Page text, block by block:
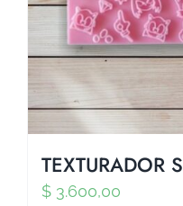
TEXTURADOR
$ 3.600,00